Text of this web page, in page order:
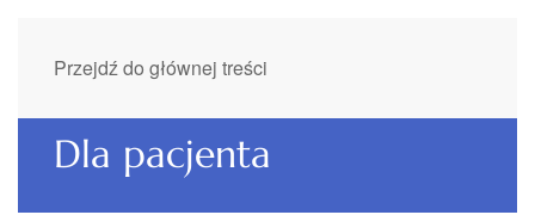
Przejdź do głównej treści
Dla pacjenta